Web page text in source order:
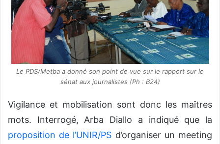
Le PDS/Metba a donné son point de vue sur le rapport sur le
sénat aux journalistes (Ph : B24)
Vigilance et mobilisation sont donc les maîtres
mots. Interrogé, Arba Diallo a indiqué que la
proposition de l’UNIR/PS d’organiser un meeting